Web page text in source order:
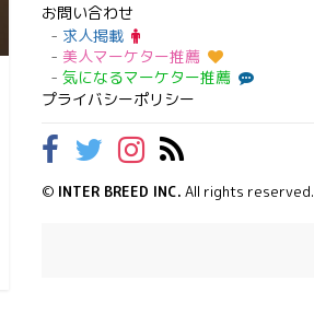
お問い合わせ
求人掲載
美人マーケター推薦
気になるマーケター推薦
プライバシーポリシー
© INTER BREED INC. All rights reserved.